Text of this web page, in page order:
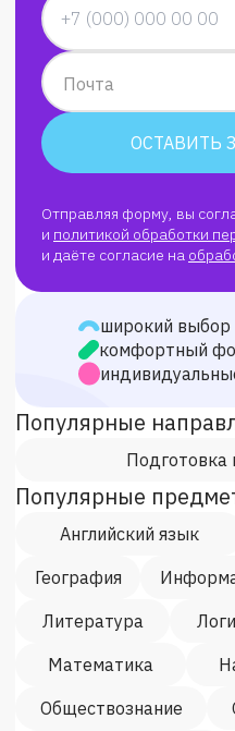
Почта
ОСТАВИТЬ
Отправляя форму, вы
и политикой обработки
и даёте согласие на
широкий выбор
комфортный
Популярные
Подготовка
Популярные
Английский язык
География
Литература
Математика
Обществознание